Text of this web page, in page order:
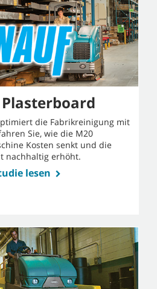
die Fabrikreinigung mit
Sie, wie die M20
Kosten senkt und die
nachhaltig erhöht.
lesen